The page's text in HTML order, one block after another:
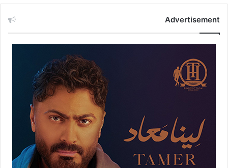
Advertisement